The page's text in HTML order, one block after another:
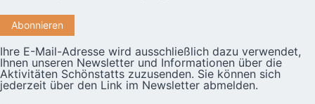
Ihre E-Mail-Adresse wird ausschließlich dazu verwendet,
Ihnen unseren Newsletter und Informationen über die
Aktivitäten Schönstatts zuzusenden. Sie können sich
jederzeit über den Link im Newsletter abmelden.